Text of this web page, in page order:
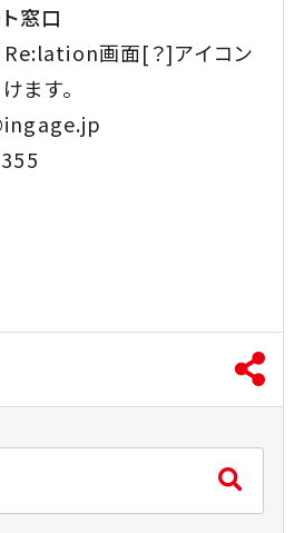
窓口
Re:lation画面[？]アイコン
ます。